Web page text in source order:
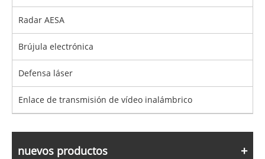
Radar AESA
Brújula electrónica
Defensa láser
Enlace de transmisión de vídeo inalámbrico
nuevos productos